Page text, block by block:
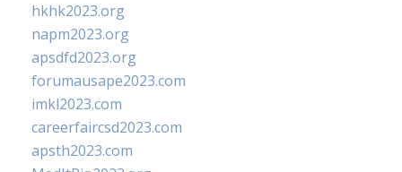
hkhk2023.org
napm2023.org
apsdfd2023.org
forumausape2023.com
imkl2023.com
careerfaircsd2023.com
apsth2023.com